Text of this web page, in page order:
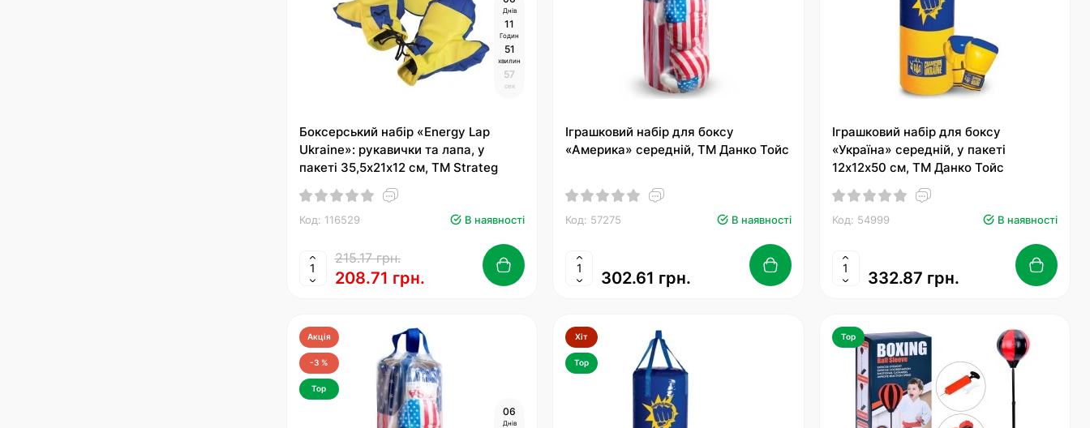
Днів
11
Годин
51
хвилин
56
сек
Боксерський набір «Energy Lap
Ukraine»: рукавички та лапа, у
пакеті 35,5х21х12 см, ТМ Strateg
Код: 116529 В наявності
215.17 грн.
208.71 грн.
Іграшковий набір для боксу
«Америка» середній, ТМ Данко Тойс
Код: 57275 В наявності
302.61 грн.
Іграшковий набір для боксу
«Україна» середній, у пакеті
12х12х50 см, ТМ Данко Тойс
Код: 54999 В наявності
332.87 грн.
Акція
-3 %
Top
06
Днів
Хіт
Top
Top